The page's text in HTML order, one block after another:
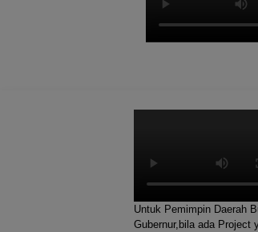
Untuk Pemimpin Daerah
Gubernur,bila ada Project